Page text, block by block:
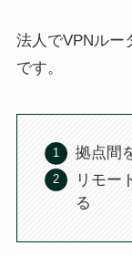
法人でVPNルー
です。
拠点間
リモー
る